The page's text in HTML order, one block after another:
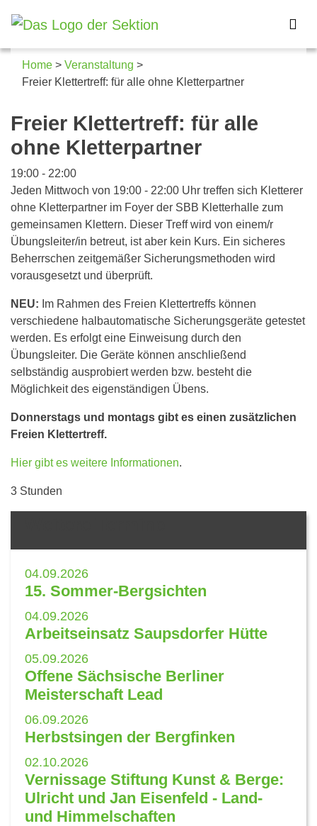
Home > Veranstaltung >
Freier Klettertreff: für alle ohne Kletterpartner
Details zum Kalendereintrag
Freier Klettertreff: für alle
ohne Kletterpartner
19:00 - 22:00
Jeden Mittwoch von 19:00 - 22:00 Uhr treffen sich Kletterer
ohne Kletterpartner im Foyer der SBB Kletterhalle zum
gemeinsamen Klettern. Dieser Treff wird von einem/r
Übungsleiter/in betreut, ist aber kein Kurs. Ein sicheres
Beherrschen zeitgemäßer Sicherungsmethoden wird
vorausgesetzt und überprüft.
NEU: Im Rahmen des Freien Klettertreffs können
verschiedene halbautomatische Sicherungsgeräte getestet
werden. Es erfolgt eine Einweisung durch den
Übungsleiter. Die Geräte können anschließend
selbständig ausprobiert werden bzw. besteht die
Möglichkeit des eigenständigen Übens.
Donnerstags und montags gibt es einen zusätzlichen
Freien Klettertreff.
Hier gibt es weitere Informationen.
3 Stunden
04.09.2026
15. Sommer-Bergsichten
04.09.2026
Arbeitseinsatz Saupsdorfer Hütte
05.09.2026
Offene Sächsische Berliner
Meisterschaft Lead
06.09.2026
Herbstsingen der Bergfinken
02.10.2026
Vernissage Stiftung Kunst & Berge:
Ulricht und Jan Eisenfeld - Land-
und Himmelschaften